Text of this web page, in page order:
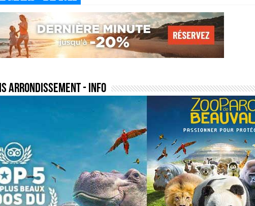
arrondissement- Info